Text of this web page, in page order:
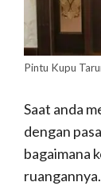
Pintu Kupu
Saat anda
dengan
bagaimana